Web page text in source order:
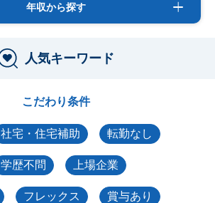
年収から探す
人気キーワード
こだわり条件
社宅・住宅補助 転勤なし
学歴不問 上場企業
フレックス 賞与あり